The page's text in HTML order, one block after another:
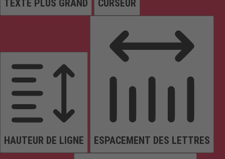
TEXTE PLUS GRAND CURSEUR
HAUTEUR DE LIGNE ESPACEMENT DES LETTRES